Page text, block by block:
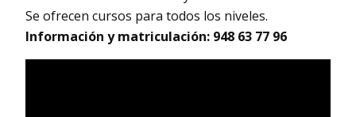
Se ofrecen cursos para todos los niveles.
Información y matriculación: 948 63 77 96